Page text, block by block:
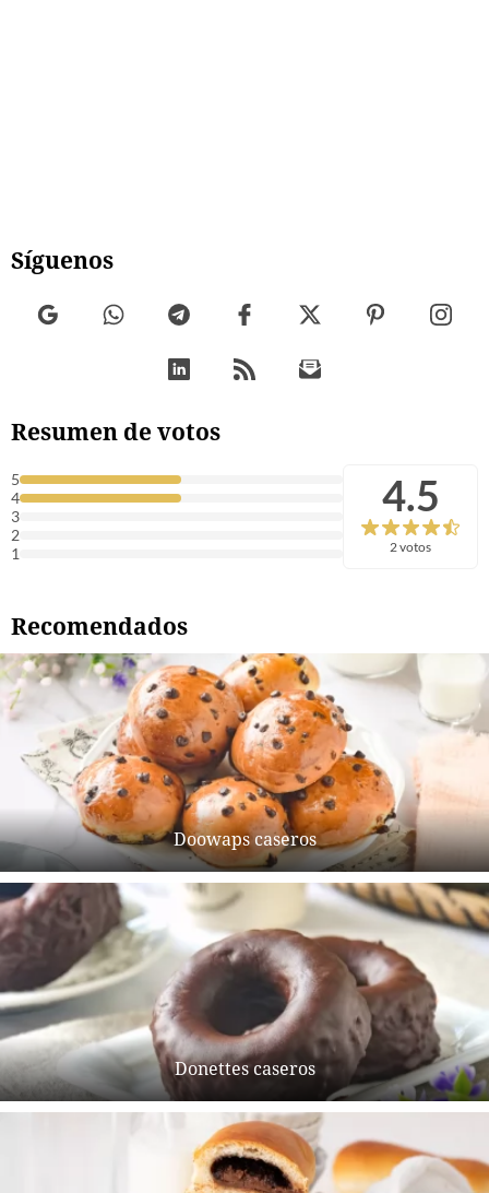
Síguenos
Resumen de votos
5
4
3
2
1
4.5
2 votos
Recomendados
Doowaps caseros
Donettes caseros